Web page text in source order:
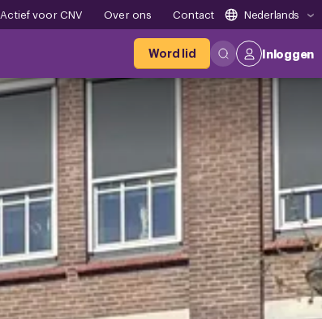
Actief voor CNV Over ons Contact Nederlands
Word lid
Inloggen